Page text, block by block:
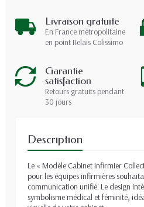
Livraison gratuite
En France métropolitaine
en point Relais Colissimo
Garantie
satisfaction
Retours gratuits pendant
30 jours
Description
Le « Modèle Cabinet Infirmier
pour les équipes infirmières
communication unifié. Le design
symbolisme médical et féminité,